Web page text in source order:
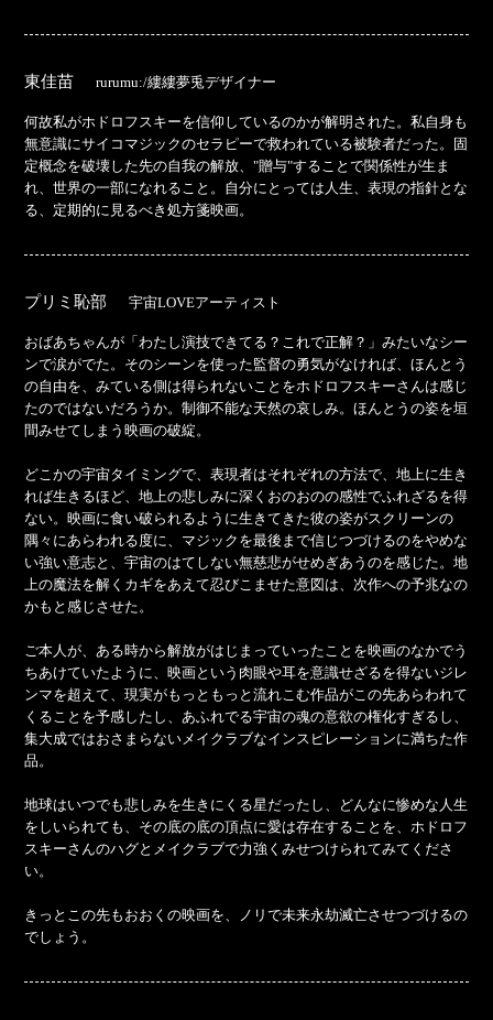
東佳苗 rurumu:/縷縷夢兎デザイナー
何故私がホドロフスキーを信仰しているのかが解明された。私自身も
無意識にサイコマジックのセラピーで救われている被験者だった。固
定概念を破壊した先の自我の解放、"贈与"することで関係性が生ま
れ、世界の一部になれること。自分にとっては人生、表現の指針とな
る、定期的に見るべき処方箋映画。
プリミ恥部 宇宙LOVEアーティスト
おばあちゃんが「わたし演技できてる？これで正解？」みたいなシー
ンで涙がでた。そのシーンを使った監督の勇気がなければ、ほんとう
の自由を、みている側は得られないことをホドロフスキーさんは感じ
たのではないだろうか。制御不能な天然の哀しみ。ほんとうの姿を垣
間みせてしまう映画の破綻。
どこかの宇宙タイミングで、表現者はそれぞれの方法で、地上に生き
れば生きるほど、地上の悲しみに深くおのおのの感性でふれざるを得
ない。映画に食い破られるように生きてきた彼の姿がスクリーンの
隅々にあらわれる度に、マジックを最後まで信じつづけるのをやめな
い強い意志と、宇宙のはてしない無慈悲がせめぎあうのを感じた。地
上の魔法を解くカギをあえて忍びこませた意図は、次作への予兆なの
かもと感じさせた。
ご本人が、ある時から解放がはじまっていったことを映画のなかでう
ちあけていたように、映画という肉眼や耳を意識せざるを得ないジレ
ンマを超えて、現実がもっともっと流れこむ作品がこの先あらわれて
くることを予感したし、あふれでる宇宙の魂の意欲の権化すぎるし、
集大成ではおさまらないメイクラブなインスピレーションに満ちた作
品。
地球はいつでも悲しみを生きにくる星だったし、どんなに惨めな人生
をしいられても、その底の底の頂点に愛は存在することを、ホドロフ
スキーさんのハグとメイクラブで力強くみせつけられてみてくださ
い。
きっとこの先もおおくの映画を、ノリで未来永劫滅亡させつづけるの
でしょう。